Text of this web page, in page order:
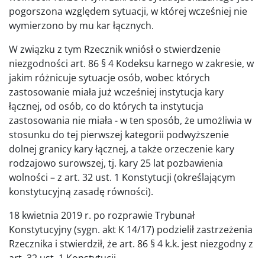
pogorszona względem sytuacji, w której wcześniej nie
wymierzono by mu kar łącznych.
W związku z tym Rzecznik wniósł o stwierdzenie
niezgodności art. 86 § 4 Kodeksu karnego w zakresie, w
jakim różnicuje sytuacje osób, wobec których
zastosowanie miała już wcześniej instytucja kary
łącznej, od osób, co do których ta instytucja
zastosowania nie miała - w ten sposób, że umożliwia w
stosunku do tej pierwszej kategorii podwyższenie
dolnej granicy kary łącznej, a także orzeczenie kary
rodzajowo surowszej, tj. kary 25 lat pozbawienia
wolności – z art. 32 ust. 1 Konstytucji (określającym
konstytucyjną zasadę równości).
18 kwietnia 2019 r. po rozprawie Trybunał
Konstytucyjny (sygn. akt K 14/17) podzielił zastrzeżenia
Rzecznika i stwierdził, że art. 86 § 4 k.k. jest niezgodny z